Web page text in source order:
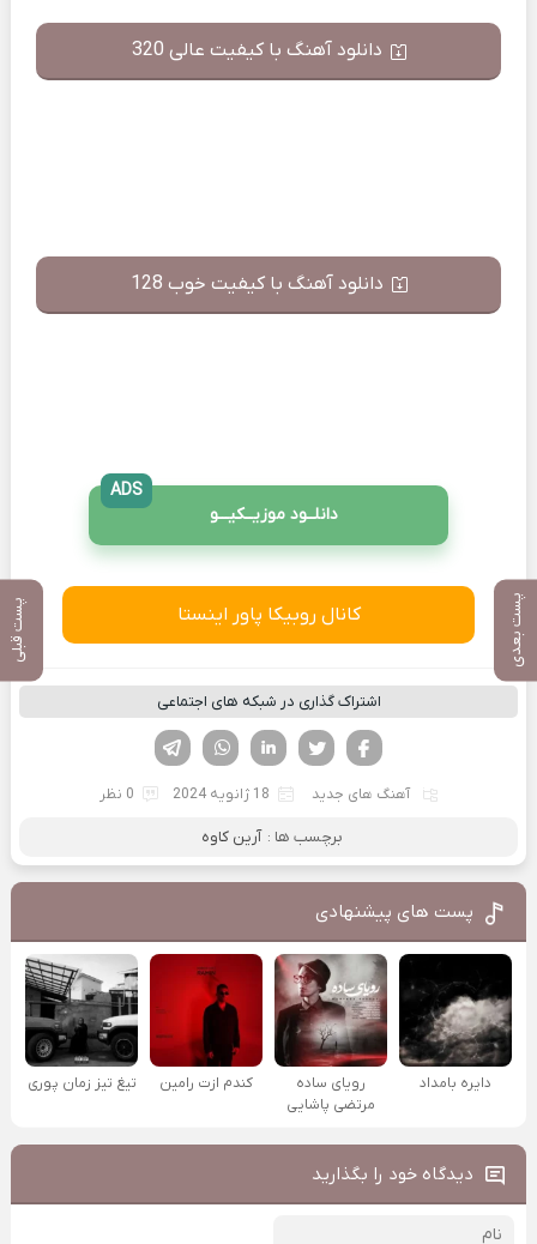
پست بعدی پست قبلی
دانلود آهنگ با کیفیت عالی 320
دانلود آهنگ با کیفیت خوب 128
دانلــود موزیــکیـــو
ADS
کانال روبیکا پاور اینستا
اشتراک گذاری در شبکه های اجتماعی
لینکدین تویتر
فیسوک
آهنگ های جدید 18 ژانویه 2024 0 نظر
برچسب ها : آرین کاوه
پست های پیشنهادی
دایره بامداد
رویای ساده
مرتضی پاشایی
کندم ازت رامین تیغ تیز زمان پوری
دیدگاه خود را بگذارید